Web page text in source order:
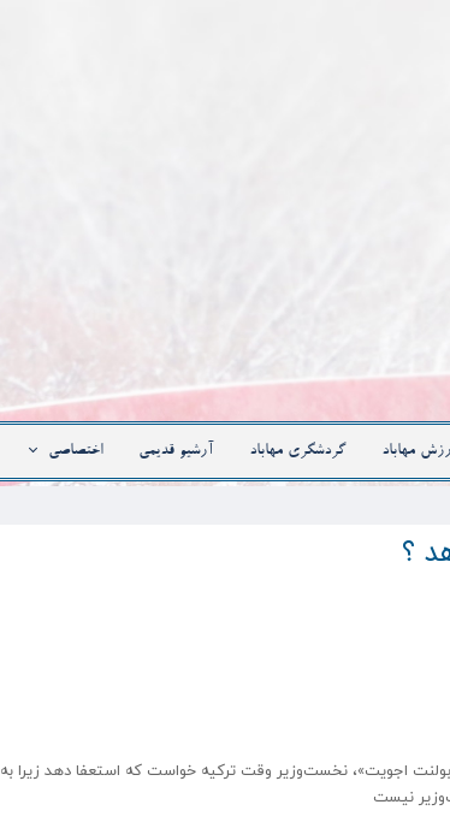
مهاباد گردشگری مهاباد آرشیو قدیمی اختصاصی
؟
درباره سلامتی اردوغان در حالی مطرح شدند که اردوغان در سال ۲۰۰۲ از «بولنت اجویت»، نخست‌وزیر وقت ترکیه خواست که استعفا دهد زیرا به
نیست